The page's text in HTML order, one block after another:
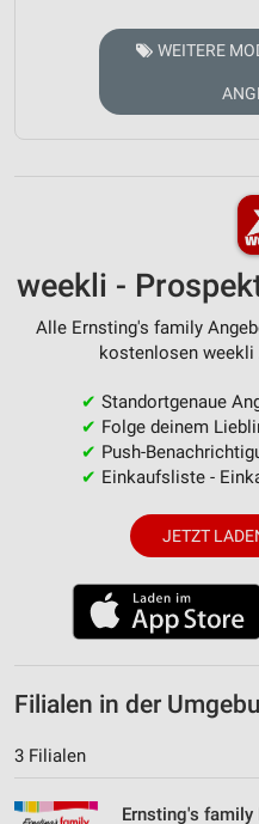
WEITERE
weekli -
Alle Ernsting's family
kostenlosen weekli
✔ Standortgenaue
✔ Folge deinem
✔ Push-
✔ Einkaufsliste -
JETZT
Filialen in der
3 Filialen
Ernsting's family